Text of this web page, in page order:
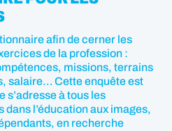
afin de cerner les
de la profession :
missions, terrains
salaire… Cette enquête est
s’adresse à tous les
l’éducation aux images,
en recherche